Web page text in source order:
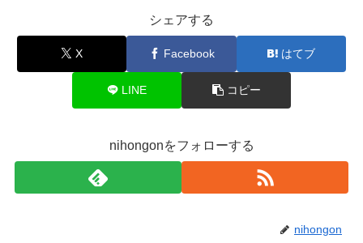
シェアする
X Facebook はてブ
LINE コピー
nihongonをフォローする
nihongon